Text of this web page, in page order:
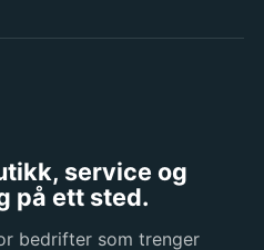
service og
på ett sted.
bedrifter som trenger